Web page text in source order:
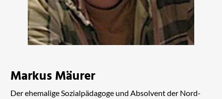
Markus Mäurer
Der ehemalige Sozialpädagoge und Absolvent der Nord-